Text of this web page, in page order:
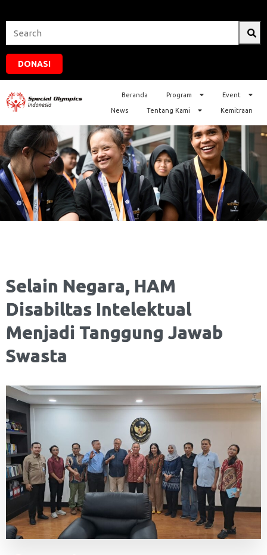
DONASI
Beranda Program Event
News Tentang Kami Kemitraan
Selain Negara, HAM
Disabiltas Intelektual
Menjadi Tanggung Jawab
Swasta